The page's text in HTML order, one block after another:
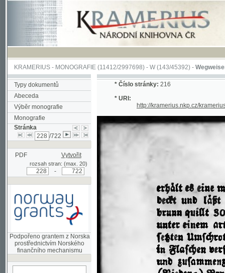
KRAMERIUS-MONOGRAFIE(11412/2997698) -W (143/45392)-Wegweiser durch
Typy dokumentů
Abeceda
Výběr monografie
Monografie
Stránka
/722
PDF Vytvořit
rozsah stran: (max. 20)
Podpořeno grantem z Norska
prostřednictvím Norského
hledat na aktuální
stránce
http://kramerius.nkp.cz/kramerius/